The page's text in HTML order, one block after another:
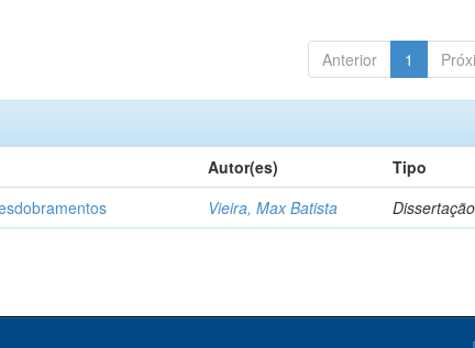
Anterior 1
Autor(es)
Tipo
Vieira, Max Batista Dissertação